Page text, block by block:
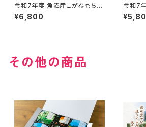
令和7年度 魚沼産こがねもちプ
レミアム『杵つき餅 4種4パック
入り』（1パック９枚入り）
¥6,800
令和7
レミア
入り』（
その他の商品